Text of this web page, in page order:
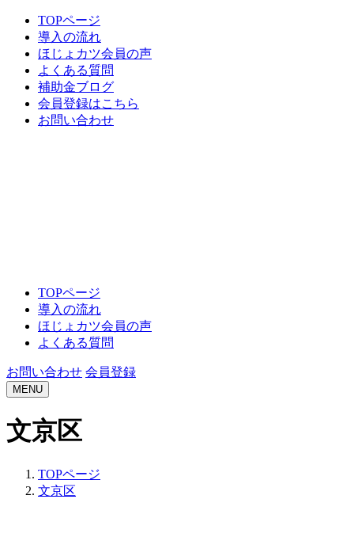
TOPページ
導入の流れ
ほじょカツ会員の声
よくある質問
補助金ブログ
会員登録はこちら
お問い合わせ
TOPページ
導入の流れ
ほじょカツ会員の声
よくある質問
お問い合わせ 会員登録
MENU
文京区
TOPページ
文京区